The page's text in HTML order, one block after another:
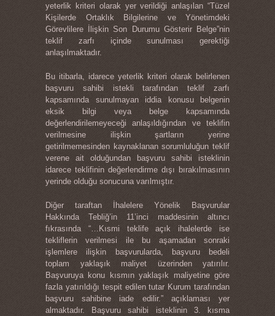
yeterlik kriteri olarak yer verildiği anlaşılan “Tüzel
Kişilerde Ortaklık Bilgilerine ve Yönetimdeki
Görevlilere İlişkin Son Durumu Gösterir Belge”nin
teklif zarfı içinde sunulması gerektiği
anlaşılmaktadır.
Bu itibarla, idarece yeterlik kriteri olarak belirlenen
başvuru sahibi istekli tarafından teklif zarfı
kapsamında sunulmayan iddia konusu belgenin
eksik bilgi veya belge kapsamında
değerlendirilemeyeceği anlaşıldığından ve teklifin
verilmesine ilişkin şartların yerine
getirilmemesinden kaynaklanan sorumluluğun teklif
verene ait olduğundan başvuru sahibi isteklinin
idarece teklifinin değerlendirme dışı bırakılmasının
yerinde olduğu sonucuna varılmıştır.
Diğer taraftan İhalelere Yönelik Başvurular
Hakkında Tebliğ’in 11’inci maddesinin altıncı
fıkrasında “…Kısmi teklife açık ihalelerde ise
tekliflerin verilmesi ile bu aşamadan sonraki
işlemlere ilişkin başvurularda, başvuru bedeli
toplam yaklaşık maliyet üzerinden yatırılır.
Başvuruya konu kısmın yaklaşık maliyetine göre
fazla yatırıldığı tespit edilen tutar Kurum tarafından
başvuru sahibine iade edilir.” açıklaması yer
almaktadır. Başvuru sahibi isteklinin 3. kısma